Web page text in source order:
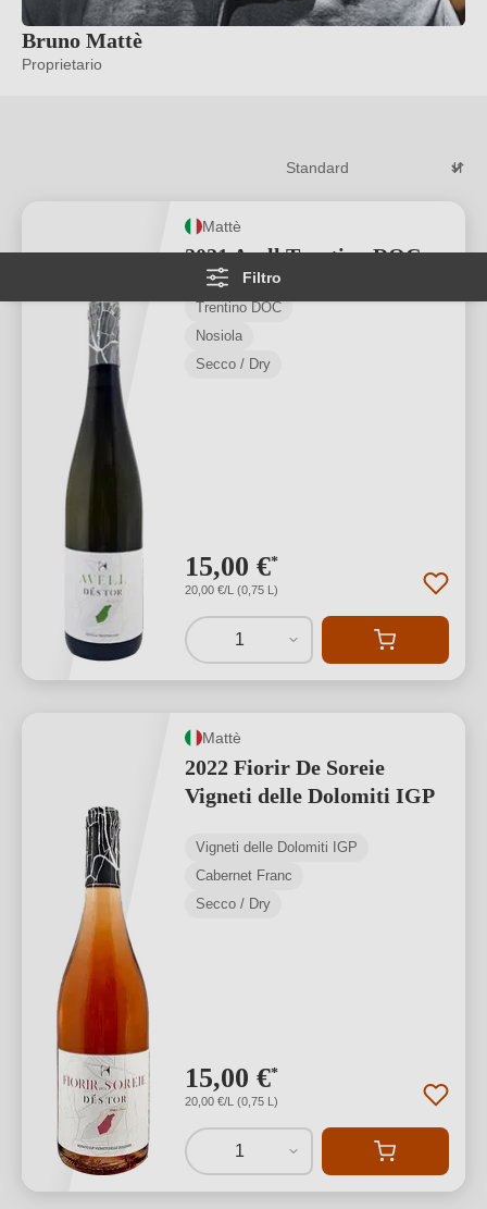
Bruno Mattè
Proprietario
Filtro
Mattè
2021 Avell Trentino DOC
Trentino DOC
Nosiola
Secco / Dry
15,00 €*
20,00 €/L (0,75 L)
1
Mattè
2022 Fiorir De Soreie
Vigneti delle Dolomiti IGP
Vigneti delle Dolomiti IGP
Cabernet Franc
Secco / Dry
15,00 €*
20,00 €/L (0,75 L)
1